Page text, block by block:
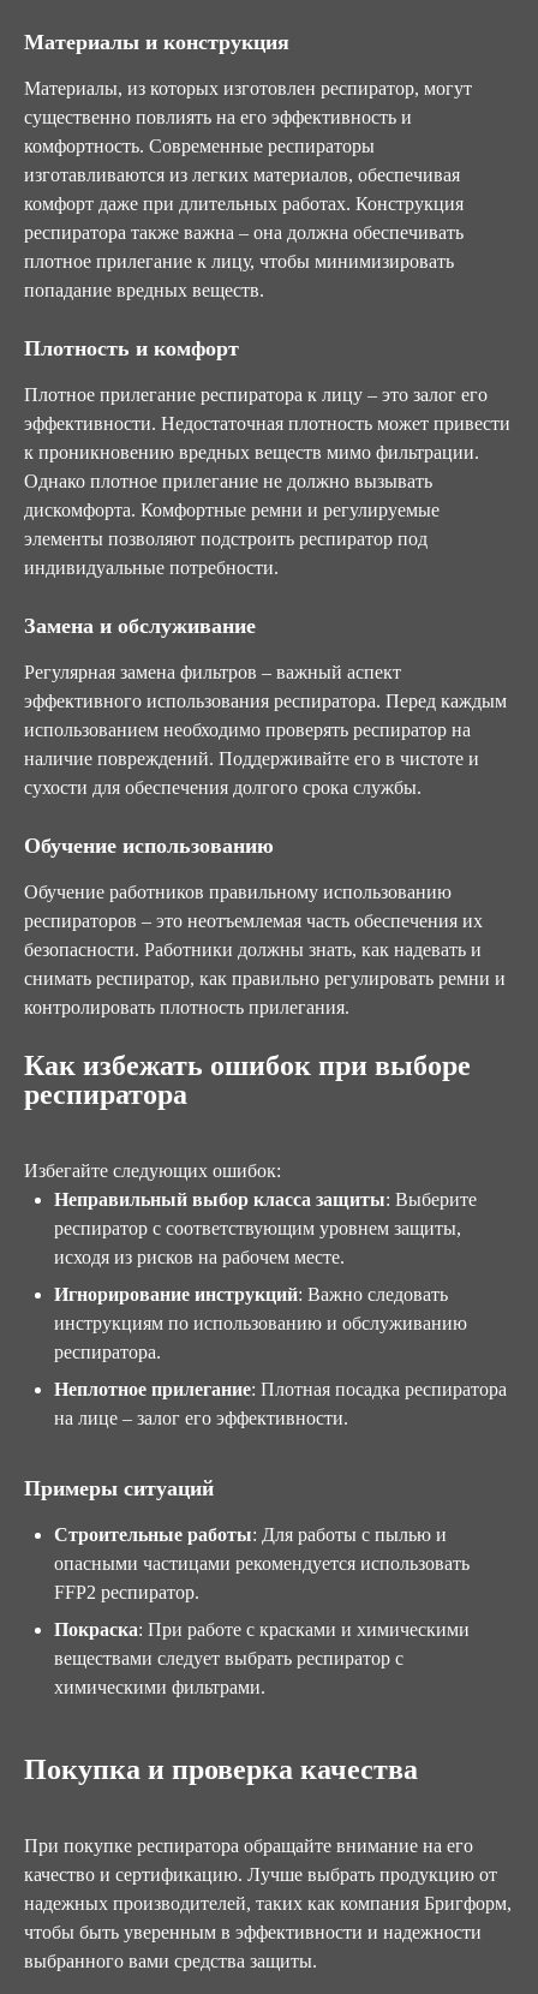
Материалы и конструкция
Материалы, из которых изготовлен респиратор, могут
существенно повлиять на его эффективность и
комфортность. Современные респираторы
изготавливаются из легких материалов, обеспечивая
комфорт даже при длительных работах. Конструкция
респиратора также важна – она должна обеспечивать
плотное прилегание к лицу, чтобы минимизировать
попадание вредных веществ.
Плотность и комфорт
Плотное прилегание респиратора к лицу – это залог его
эффективности. Недостаточная плотность может привести
к проникновению вредных веществ мимо фильтрации.
Однако плотное прилегание не должно вызывать
дискомфорта. Комфортные ремни и регулируемые
элементы позволяют подстроить респиратор под
индивидуальные потребности.
Замена и обслуживание
Регулярная замена фильтров – важный аспект
эффективного использования респиратора. Перед каждым
использованием необходимо проверять респиратор на
наличие повреждений. Поддерживайте его в чистоте и
сухости для обеспечения долгого срока службы.
Обучение использованию
Обучение работников правильному использованию
респираторов – это неотъемлемая часть обеспечения их
безопасности. Работники должны знать, как надевать и
снимать респиратор, как правильно регулировать ремни и
контролировать плотность прилегания.
Как избежать ошибок при выборе
респиратора
Избегайте следующих ошибок:
Неправильный выбор класса защиты: Выберите
респиратор с соответствующим уровнем защиты,
исходя из рисков на рабочем месте.
Игнорирование инструкций: Важно следовать
инструкциям по использованию и обслуживанию
респиратора.
Неплотное прилегание: Плотная посадка респиратора
на лице – залог его эффективности.
Примеры ситуаций
Строительные работы: Для работы с пылью и
опасными частицами рекомендуется использовать
FFP2 респиратор.
Покраска: При работе с красками и химическими
веществами следует выбрать респиратор с
химическими фильтрами.
Покупка и проверка качества
При покупке респиратора обращайте внимание на его
качество и сертификацию. Лучше выбрать продукцию от
надежных производителей, таких как компания Бригформ,
чтобы быть уверенным в эффективности и надежности
выбранного вами средства защиты.